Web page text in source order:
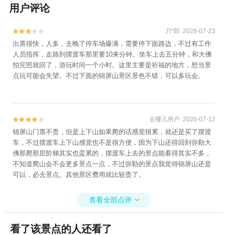
用户评论

 刀*郎 2026-07-23
出票很快，人多，去晚了停车场爆满，需要停下面路边，不过有工作
人员指挥，走路到摆渡车那里要10来分钟。坐车上去五分钟，和大佛
拍完照就回了，游玩时间一个小时。这里主要是祈福的地方，想当景
点玩可能会失望。不过下面的锦屏山景区景色不错，可以多玩会。

 去哪儿用户 2026-07-12
锦屏山门票不贵，但是上下山如果爬的话感觉很累，就还是买了摆渡
车，不过摆渡车上下山感觉也不是很方便，因为下山还得回到弥勒大
佛那爬那层阶梯其实也蛮累的，摆渡车上去的景点能看得其实不多，
不知道爬山会不会更多景点一点，不过弥勒的景点我觉得锦屏山还是
可以，必去景点。其他景区费用就比较贵了。
查看全部点评 
看了该景点的人还看了